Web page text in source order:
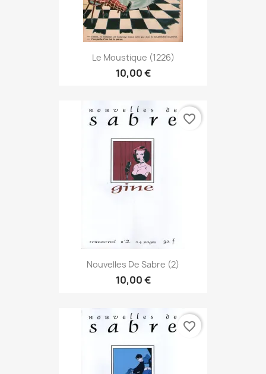
Le Moustique (1226)
10,00 €
Nouvelles De Sabre (2)
10,00 €
favorite_border
favorite_border